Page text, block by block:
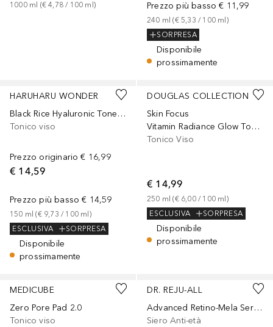
1000 ml (€ 4,78 / 100 ml ) Prezzo più basso € 11,99
240 ml (€ 5,33 / 100 ml )
SORPRESA
Disponibile
prossimamente
HARUHARU WONDER
Black Rice Hyaluronic Toner - Free of Alcohol & Fragrance
Tonico viso
Prezzo originario € 16,99
€ 14,59
Prezzo più basso € 14,59
150 ml (€ 9,73 / 100 ml )
ESCLUSIVA
SORPRESA
Disponibile
prossimamente
DOUGLAS COLLECTION
Skin Focus
Vitamin Radiance Glow Toner
Tonico Viso
€ 14,99
250 ml (€ 6,00 / 100 ml )
ESCLUSIVA
SORPRESA
Disponibile
prossimamente
MEDICUBE
Zero Pore Pad 2.0
Tonico viso
DR. REJU-ALL
Advanced Retino-Mela Serum
Siero Anti-età